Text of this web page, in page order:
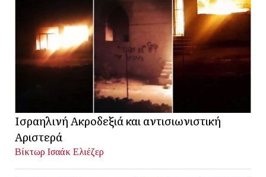
Ισραηλινή Ακροδεξιά και αντισιωνιστική
Αριστερά
Βίκτωρ Ισαάκ Ελιέζερ